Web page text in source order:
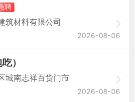
聘
筑材料有限公司
2026-08-06
）
城南志祥百货门市
2026-08-06